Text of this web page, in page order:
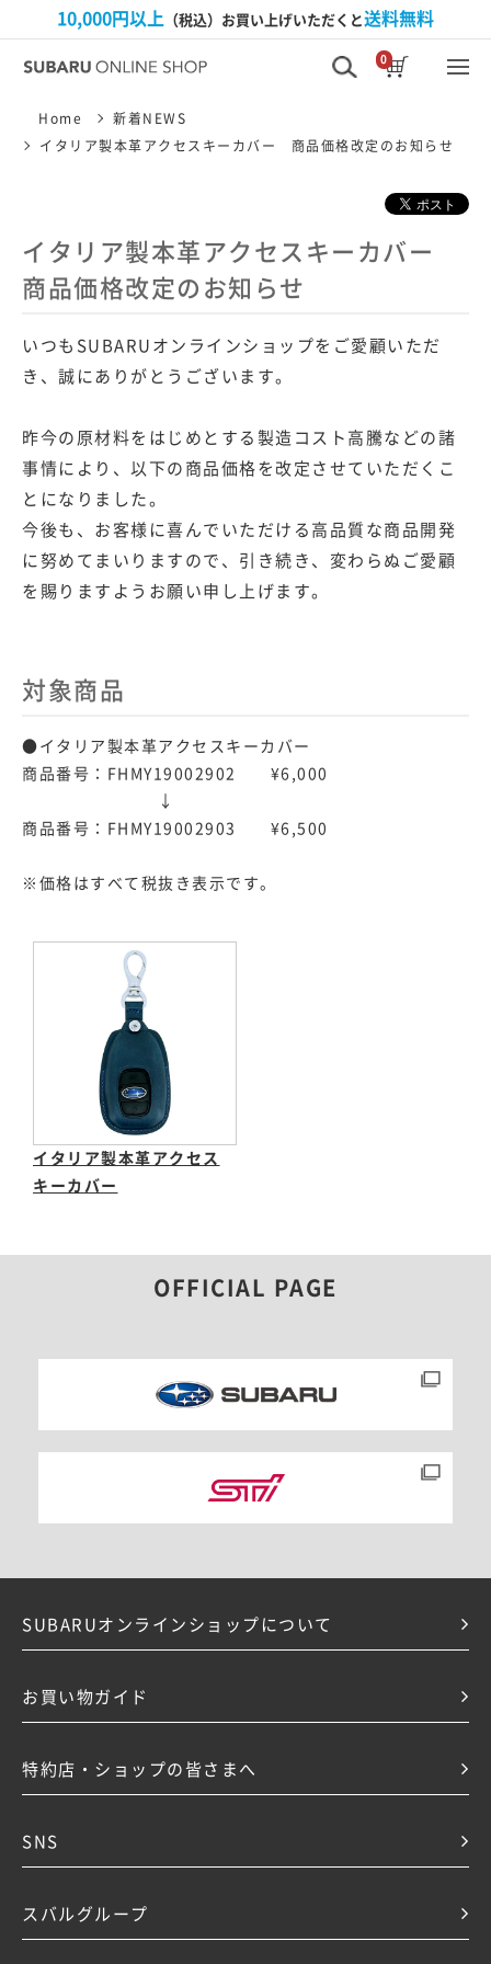
10,000円以上 （税込）お買い上げいただくと送料無料
0
Home 新着NEWS
イタリア製本革アクセスキーカバー 商品価格改定のお知らせ
イタリア製本革アクセスキーカバー
商品価格改定のお知らせ
いつもSUBARUオンラインショップをご愛顧いただ
き、誠にありがとうございます。
昨今の原材料をはじめとする製造コスト高騰などの諸
事情により、 以下の商品価格を改定させていただくこ
とになりました。
今後も、お客様に喜んでいただける高品質な商品開発
に努めてまいりますので、 引き続き、変わらぬご愛顧
を賜りますようお願い申し上げます。
対象商品
●イタリア製本革アクセスキーカバー
商品番号：FHMY19002902 ¥6,000
↓
商品番号：FHMY19002903 ¥6,500
※価格はすべて税抜き表示です。
イタリア製本革アクセス
キーカバー
OFFICIAL PAGE
SUBARUオンラインショップについて
お買い物ガイド
特約店・ショップの皆さまへ
SNS
スバルグループ